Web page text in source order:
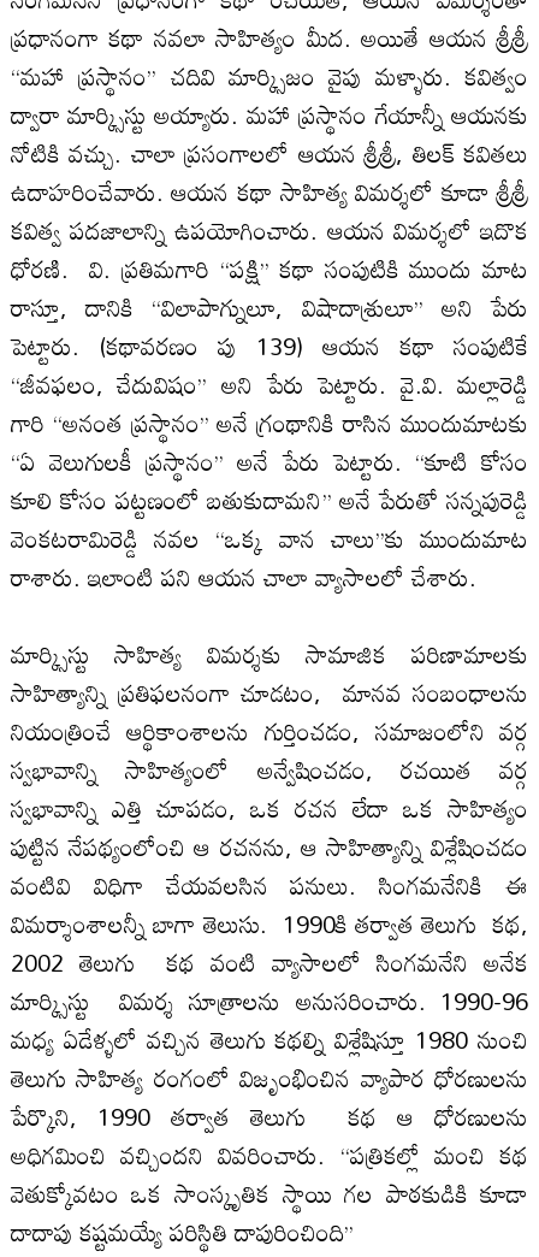
ప్రధానంగా కథా నవలా సాహిత్యం మీద. అయితే ఆయన శ్రీశ్రీ
‘‘మహా ప్రస్థానం’’ చదివి మార్క్సిజం వైపు మళ్ళారు. కవిత్వం
ద్వారా మార్క్సిస్టు అయ్యారు. మహా ప్రస్థానం గేయాన్నీ ఆయనకు
నోటికి వచ్చు. చాలా ప్రసంగాలలో ఆయన శ్రీశ్రీ, తిలక్ కవితలు
ఉదాహరించేవారు. ఆయన కథా సాహిత్య విమర్శలో కూడా శ్రీశ్రీ
కవిత్వ పదజాలాన్ని ఉపయోగించారు. ఆయన విమర్శలో ఇదొక
ధోరణి. వి. ప్రతిమగారి ‘‘పక్షి’’ కథా సంపుటికి ముందు మాట
రాస్తూ, దానికి ‘‘విలాపాగ్నులూ, విషాదాశ్రులూ’’ అని పేరు
పెట్టారు. (కథావరణం పు 139) ఆయన కథా సంపుటికే
‘‘జీవఫలం, చేదువిషం’’ అని పేరు పెట్టారు. వై.వి. మల్లారెడ్డి
గారి ‘‘అనంత ప్రస్థానం’’ అనే గ్రంథానికి రాసిన ముందుమాటకు
‘‘ఏ వెలుగులకీ ప్రస్థానం’’ అనే పేరు పెట్టారు. ‘‘కూటి కోసం
కూలి కోసం పట్టణంలో బతుకుదామని’’ అనే పేరుతో సన్నపురెడ్డి
వెంకటరామిరెడ్డి నవల ‘‘ఒక్క వాన చాలు’’కు ముందుమాట
రాశారు. ఇలాంటి పని ఆయన చాలా వ్యాసాలలో చేశారు.
మార్క్సిస్టు సాహిత్య విమర్శకు సామాజిక పరిణామాలకు
సాహిత్యాన్ని ప్రతిఫలనంగా చూడటం, మానవ సంబంధాలను
నియంత్రించే ఆర్థికాంశాలను గుర్తించడం, సమాజంలోని వర్గ
స్వభావాన్ని సాహిత్యంలో అన్వేషించడం, రచయిత వర్గ
స్వభావాన్ని ఎత్తి చూపడం, ఒక రచన లేదా ఒక సాహిత్యం
పుట్టిన నేపథ్యంలోంచి ఆ రచనను, ఆ సాహిత్యాన్ని విశ్లేషించడం
వంటివి విధిగా చేయవలసిన పనులు. సింగమనేనికి ఈ
విమర్శాంశాలన్నీ బాగా తెలుసు. 1990కి తర్వాత తెలుగు కథ,
2002 తెలుగు కథ వంటి వ్యాసాలలో సింగమనేని అనేక
మార్క్సిస్టు విమర్శ సూత్రాలను అనుసరించారు. 1990-96
మధ్య ఏడేళ్ళలో వచ్చిన తెలుగు కథల్ని విశ్లేషిస్తూ 1980 నుంచి
తెలుగు సాహిత్య రంగంలో విజృంభించిన వ్యాపార ధోరణులను
పేర్కొని, 1990 తర్వాత తెలుగు కథ ఆ ధోరణులను
అధిగమించి వచ్చిందని వివరించారు. ‘‘పత్రికల్లో మంచి కథ
వెతుక్కోవటం ఒక సాంస్కృతిక స్థాయి గల పాఠకుడికి కూడా
దాదాపు కష్టమయ్యే పరిస్థితి దాపురించింది’’